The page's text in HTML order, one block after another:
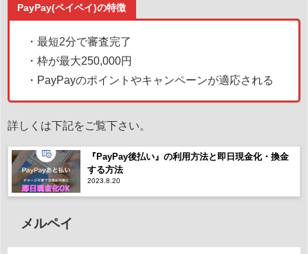
PayPay(ペイペイ)の特徴
・最短2分で審査完了
・枠が最大250,000円
・PayPayのポイントやキャンペーンが適応される
詳しくは下記をご覧下さい。
『PayPay後払い』の利用方法と即日現金化・換金
する方法
2023.8.20
メルペイ